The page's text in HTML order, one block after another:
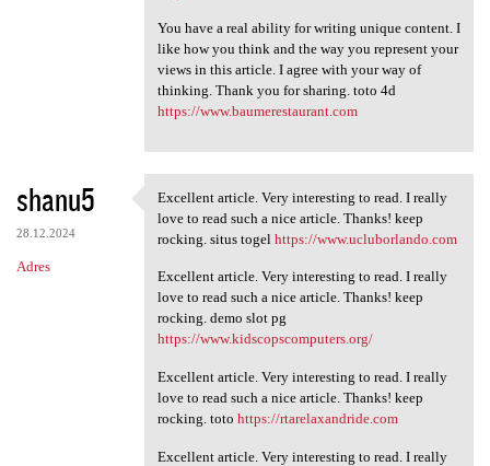
You have a real ability for writing unique content. I
like how you think and the way you represent your
views in this article. I agree with your way of
thinking. Thank you for sharing. toto 4d
https://www.baumerestaurant.com
shanu5
28.12.2024
Adres
Excellent article. Very
Excellent article. Very interesting to read. I really
love to read such a nice article. Thanks! keep
rocking. situs togel https://www.ucluborlando.com
Excellent article. Very interesting to read. I really
love to read such a nice article. Thanks! keep
rocking. demo slot pg
https://www.kidscopscomputers.org/
Excellent article. Very interesting to read. I really
love to read such a nice article. Thanks! keep
rocking. toto https://rtarelaxandride.com
Excellent article. Very interesting to read. I really